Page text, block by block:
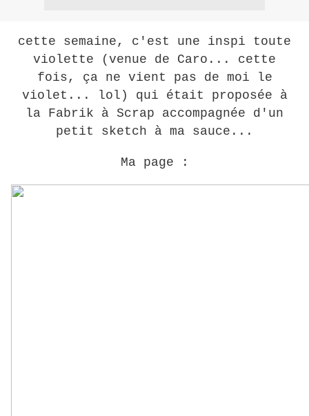
cette semaine, c'est une inspi toute
violette (venue de Caro... cette
fois, ça ne vient pas de moi le
violet... lol) qui était proposée à
la Fabrik à Scrap accompagnée d'un
petit sketch à ma sauce...
Ma page :